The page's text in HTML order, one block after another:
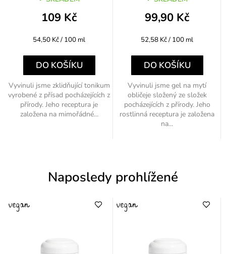
109 Kč
Měrná
54,50 Kč / 100 ml
DO KOŠÍKU
Vyvinuli jsme zklidňující tonikum
vyrobené z přísad pocházejících z
přírody. Jeho receptura je
založena na mimořádné...
99,90 Kč
Měrná
52,58 Kč / 100 ml
DO KOŠÍKU
Vyvinuli jsme gel na mytí
obličeje složený ze složek
pocházejících z přírody. Jeho
rostlinná receptura je založena
na...
Naposledy prohlížené